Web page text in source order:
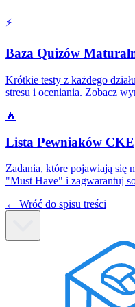
{6},
{3},
\frac{5\pi}
{6}
⚡️
Baza Quizów
Krótkie testy z każdego
stresu i oceniania. Zobacz
🔥
Lista Pewniaków CKE
Zadania, które pojawiają się
"Must Have" i zagwarantuj
← Wróć do spisu treści